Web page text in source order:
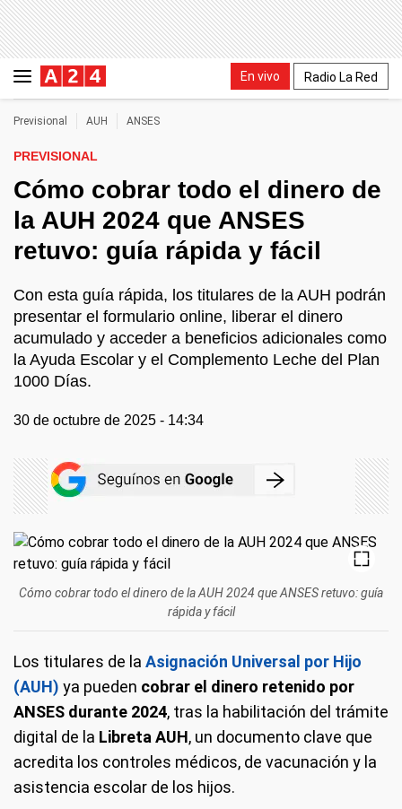
En vivo Radio La Red
Previsional AUH ANSES
PREVISIONAL
Cómo cobrar todo el dinero de
la AUH 2024 que ANSES
retuvo: guía rápida y fácil
Con esta guía rápida, los titulares de la AUH podrán
presentar el formulario online, liberar el dinero
acumulado y acceder a beneficios adicionales como
la Ayuda Escolar y el Complemento Leche del Plan
1000 Días.
30 de octubre de 2025 - 14:34
Cómo cobrar todo el dinero de la AUH 2024 que ANSES retuvo: guía
rápida y fácil
Los titulares de la Asignación Universal por Hijo
(AUH) ya pueden cobrar el dinero retenido por
ANSES durante 2024, tras la habilitación del trámite
digital de la Libreta AUH, un documento clave que
acredita los controles médicos, de vacunación y la
asistencia escolar de los hijos.